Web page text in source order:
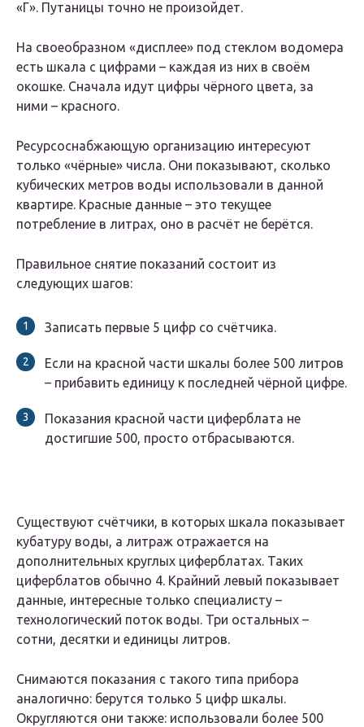
«Г». Путаницы точно не произойдет.
На своеобразном «дисплее» под стеклом водомера
есть шкала с цифрами – каждая из них в своём
окошке. Сначала идут цифры чёрного цвета, за
ними – красного.
Ресурсоснабжающую организацию интересуют
только «чёрные» числа. Они показывают, сколько
кубических метров воды использовали в данной
квартире. Красные данные – это текущее
потребление в литрах, оно в расчёт не берётся.
Правильное снятие показаний состоит из
следующих шагов:
Записать первые 5 цифр со счётчика.
Если на красной части шкалы более 500 литров
– прибавить единицу к последней чёрной цифре.
Показания красной части циферблата не
достигшие 500, просто отбрасываются.
Существуют счётчики, в которых шкала показывает
кубатуру воды, а литраж отражается на
дополнительных круглых циферблатах. Таких
циферблатов обычно 4. Крайний левый показывает
данные, интересные только специалисту –
технологический поток воды. Три остальных –
сотни, десятки и единицы литров.
Снимаются показания с такого типа прибора
аналогично: берутся только 5 цифр шкалы.
Округляются они также: использовали более 500